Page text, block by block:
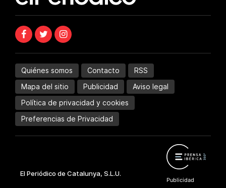
Quiénes somos Contacto
RSS
Mapa del sitio
Publicidad
Aviso legal
Política de privacidad y cookies
Preferencias de Privacidad